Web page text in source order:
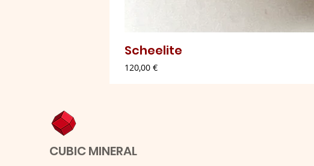
Scheelite
Preço
120,00 €
CUBIC MINERAL